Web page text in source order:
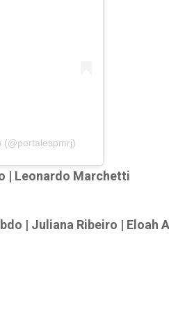
(@portalespmrj)
| Leonardo Marchetti
| Juliana Ribeiro | Eloah